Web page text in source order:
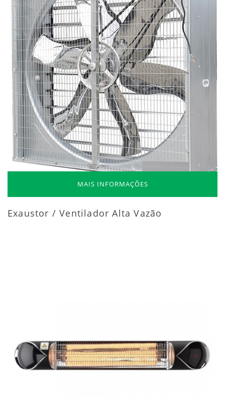
MAIS INFORMAÇÕES
Exaustor / Ventilador Alta Vazão